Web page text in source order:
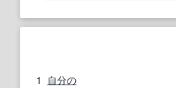
1 自分の